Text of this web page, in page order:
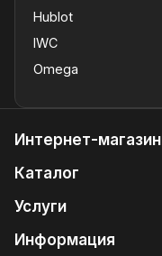
Hublot
IWC
Omega
Интернет-магазин
Каталог
Услуги
Информация